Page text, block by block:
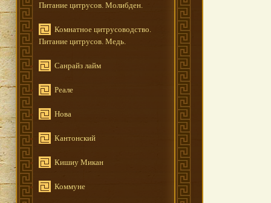
Питание цитрусов. Молибден.
Комнатное цитрусоводство.
Питание цитрусов. Медь.
Санрайз лайм
Реале
Нова
Кантонский
Кишиу Микан
Коммуне